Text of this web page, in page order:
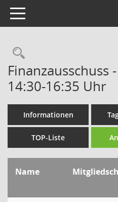
Toggle navigation
Finanzausschuss
14:30-16:35 Uhr
Informationen
TOP-Liste
Name